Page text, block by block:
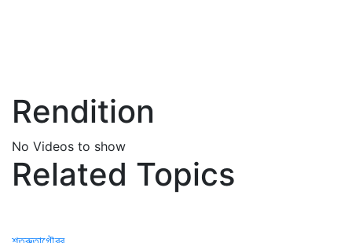
Rendition
No Videos to show
Related Topics